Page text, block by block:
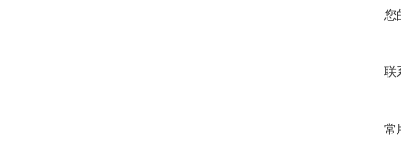
您
联
常